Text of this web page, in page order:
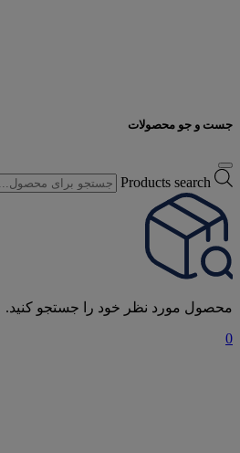
جست و جو محصولات
Products search
محصول مورد نظر خود را جستجو کنید.
0